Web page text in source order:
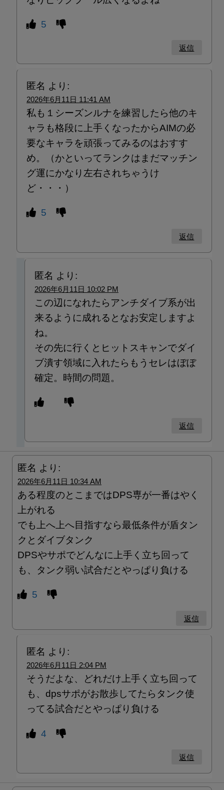
5
返信
匿名 より:
2026年6月11日 11:41 AM
私も１シーズンルナを練習したら他のキ
ャラも格段に上手くなったからAIMの必
要なキャラを頑張ってみるのはおすす
め。（かといってランクはまだマッチン
グ運にかなり左右されちゃうけ
ど・・・）
5
返信
匿名 より:
2026年6月11日 10:02 PM
この辺になれたらアンチダイブ系が出
来るように成れるとなお安定しますよ
ね。
その先に行くとヒットスキャンでダイ
ブ潰す領域に入れたらもうセレはぼぼ
確定。時間の問題。
返信
匿名 より:
2026年6月11日 10:34 AM
ある程度のとこまではDPS専が一番はやく
上がれる
でも上へ上へ目指すなら最低条件が盾タン
クとダイブタンク
DPSやサポでどんなに上手く立ち回って
も、タンク弱い試合だとやっぱり負ける
5
返信
匿名 より:
2026年6月11日 2:04 PM
そうだよな、どれだけ上手く立ち回って
も、dpsサポがお散歩してたらタンク使
ってる試合だとやっぱり負ける
4
返信